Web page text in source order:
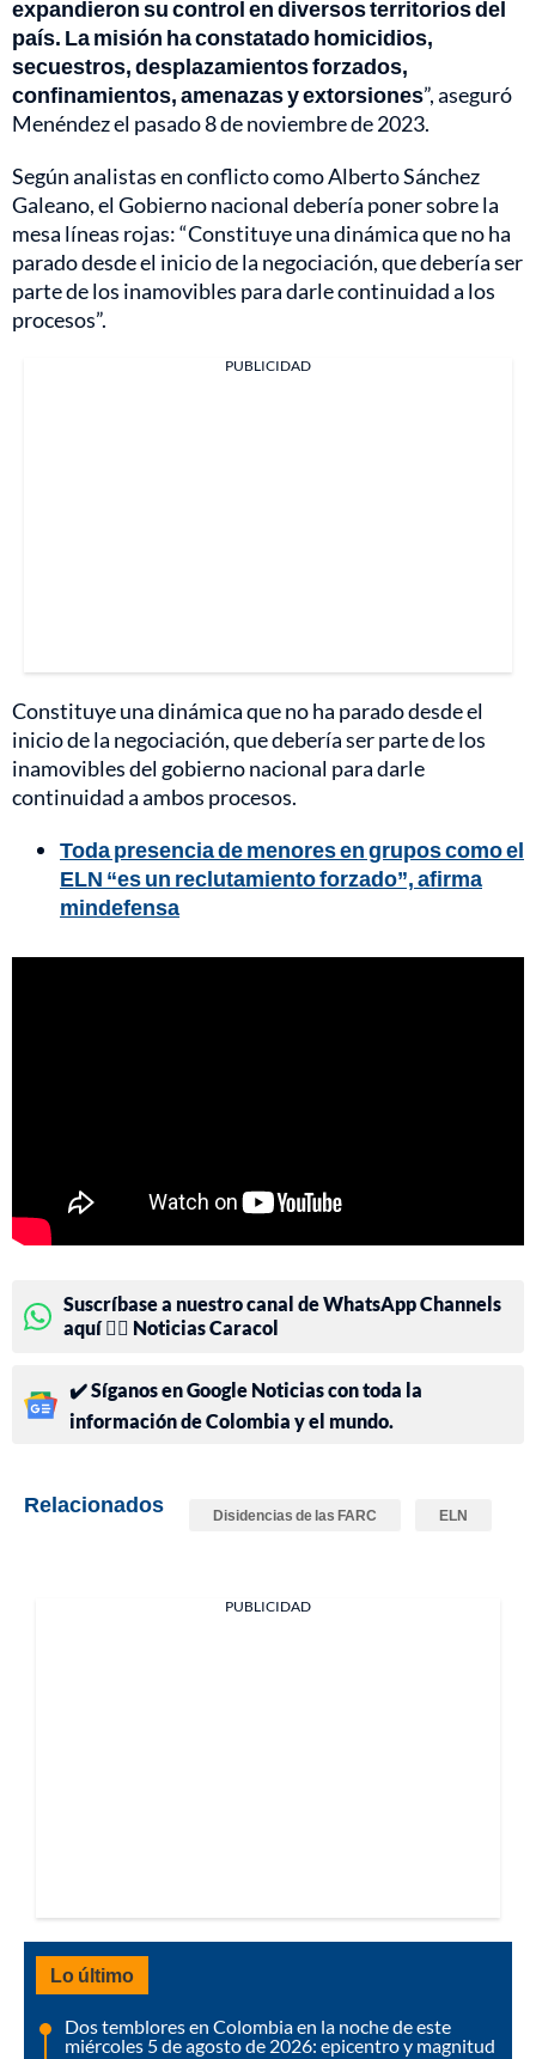
expandieron su control en diversos territorios del
país. La misión ha constatado homicidios,
secuestros, desplazamientos forzados,
confinamientos, amenazas y extorsiones”, aseguró
Menéndez el pasado 8 de noviembre de 2023.
Según analistas en conflicto como Alberto Sánchez
Galeano, el Gobierno nacional debería poner sobre la
mesa líneas rojas: “Constituye una dinámica que no ha
parado desde el inicio de la negociación, que debería ser
parte de los inamovibles para darle continuidad a los
procesos”.
PUBLICIDAD
Constituye una dinámica que no ha parado desde el
inicio de la negociación, que debería ser parte de los
inamovibles del gobierno nacional para darle
continuidad a ambos procesos.
Toda presencia de menores en grupos como el
ELN “es un reclutamiento forzado”, afirma
mindefensa
Suscríbase a nuestro canal de WhatsApp Channels
aquí 👉🏻 Noticias Caracol
✔️ Síganos en Google Noticias con toda la
información de Colombia y el mundo.
Relacionados Disidencias de las FARC ELN
PUBLICIDAD
Lo último
Dos temblores en Colombia en la noche de este
miércoles 5 de agosto de 2026: epicentro y magnitud